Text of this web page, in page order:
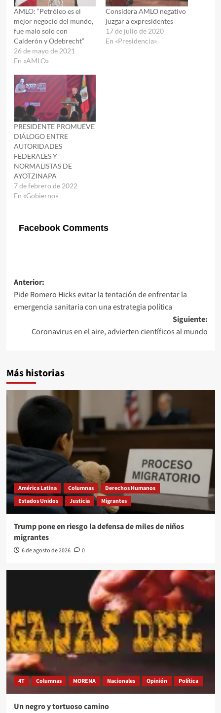
AMLO: “Petróleo es el
mejor negocio del mundo,
fue malo solo con
Calderón y Odebrecht”
26 de mayo de 2021
En «AMLO»
Considera AMLO negativo
juzgar a expresidentes
17 de julio de 2020
En «Presidencia»
PRESIDENTE PROMUEVE
DIÁLOGO ENTRE
AUTORIDADES
FEDERALES Y
NORMALISTAS DE
AYOTZINAPA
7 de febrero de 2022
En «Gobierno»
Facebook Comments
Navegación
de
entradas
Anterior:
Pide Romero Hicks evitar la tentación de enfrentar la
emergencia sanitaria con una estrategia política
Siguiente:
Coronavirus en el aire, advierten científicos al mundo
Más historias
América Latina Columnas
Derechos Humanos
Estados Unidos
Justicia Migrantes
Trump pone en riesgo la defensa de miles de niños
migrantes
6 de agosto de 2026 0
4T Columnas MORENA Nacionales Opinión Política
Un negro y tortuoso camino